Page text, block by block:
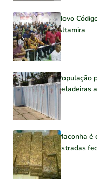
Novo
Altamira
População
geladeiras
Maconha é
estradas